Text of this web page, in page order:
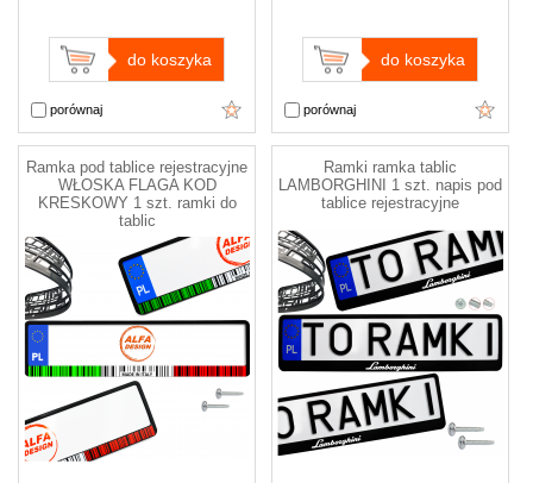
do koszyka
porównaj
do koszyka
porównaj
Ramka pod tablice rejestracyjne
WŁOSKA FLAGA KOD
KRESKOWY 1 szt. ramki do
tablic
Ramki ramka tablic
LAMBORGHINI 1 szt. napis pod
tablice rejestracyjne